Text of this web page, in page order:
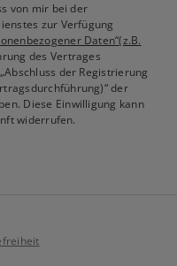
von mir bei der
zur Verfügung
Daten“(z.B.
des Vertrages
der Registrierung
der
Diese Einwilligung kann
widerrufen.